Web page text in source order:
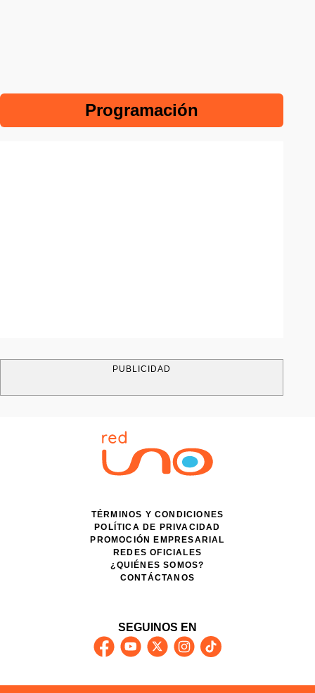
Programación
PUBLICIDAD
TÉRMINOS Y CONDICIONES
POLÍTICA DE PRIVACIDAD
PROMOCIÓN EMPRESARIAL
REDES OFICIALES
¿QUIÉNES SOMOS?
CONTÁCTANOS
SEGUINOS EN